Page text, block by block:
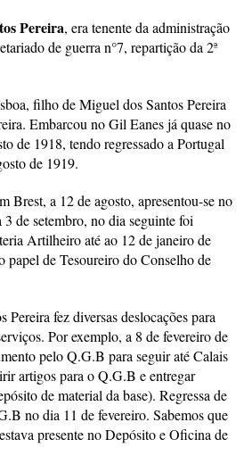
Pereira, era tenente da administração
de guerra n°7, repartição da 2ª
filho de Miguel dos Santos Pereira
Embarcou no Gil Eanes já quase no
de 1918, tendo regressado a Portugal
de 1919.
Brest, a 12 de agosto, apresentou-se no
de setembro, no dia seguinte foi
Artilheiro até ao 12 de janeiro de
papel de Tesoureiro do Conselho de
fez diversas deslocações para
Por exemplo, a 8 de fevereiro de
pelo Q.G.B para seguir até Calais
artigos para o Q.G.B e entregar
de material da base). Regressa de
no dia 11 de fevereiro. Sabemos que
presente no Depósito e Oficina de